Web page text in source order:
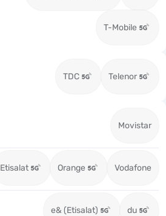
T-Mobile
TDC Telenor
Movistar
Etisalat Orange Vodafone
e& (Etisalat) du